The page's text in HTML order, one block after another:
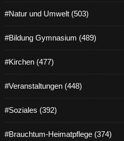
#Natur und Umwelt (503)
#Bildung Gymnasium (489)
#Kirchen (477)
#Veranstaltungen (448)
#Soziales (392)
#Brauchtum-Heimatpflege (374)